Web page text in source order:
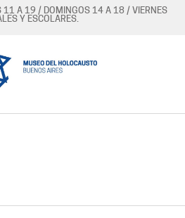
11 A 19 / DOMINGOS 14 A 18 / VIERNES
Y ESCOLARES.